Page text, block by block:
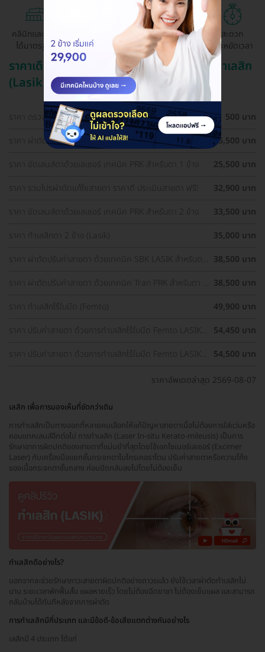
คลินิกและ รพ.
ได้มาตรฐาน
ถูกกว่าจองตรง
ด้วยตัวเอง
ผ่อนสบาย 0%
สะดวก
ประหยัดเวลา
ราคาเดือน สิงหาคม ปี 2569 (2026) สำหรับ ทำเลสิก
(Lasik)
ราคา ตรวจตาก่อนทำเลสิก (LASIK)
500 บาท
ราคา ผ่าตัดปรับค่าสายตา ด้วยเทคนิค SBK LASIK สำหรับตา
25,500 บาท
ราคา ขัดเลนส์ตาด้วยเลเซอร์ เทคนิค PRK สำหรับตา 1 ข้าง
25,500 บาท
ราคา รวมโปรผ่าตัดแก้ไขสายตา ราคาดี ประเมินสายตา ฟรี!
32,900 บาท
ราคา ขัดเลนส์ตาด้วยเลเซอร์ เทคนิค PRK สำหรับตา 2 ข้าง
33,500 บาท
ราคา ทำเลสิกตา 2 ข้าง (Lasik)
35,000 บาท
ราคา ผ่าตัดปรับค่าสายตา ด้วยเทคนิค SBK LASIK สำหรับตา
38,500 บาท
ราคา ผ่าตัดปรับค่าสายตา ด้วยเทคนิค Tran PRK สำหรับตา 2
38,500 บาท
ราคา ทำเลสิกไร้ใบมีด (Femto)
49,900 บาท
ราคา ปรับค่าสายตา ด้วยการทำเลสิกไร้ใบมีด Femto LASIK 2
54,450 บาท
ราคา ปรับค่าสายตา ด้วยการทำเลสิกไร้ใบมีด Femto LASIK 2
54,500 บาท
ราคาอัพเดตล่าสุด 2569-08-07
เลสิก เพื่อการมองเห็นที่ชัดกว่าเดิม
การทำเลสิกเป็นทางออกที่หลายคนเลือกให้แก้ปัญหาสายตาเมื่อไม่ต้องการใส่แว่นหรือ
คอนแทคเลนส์อีกต่อไป การทำเลสิก (Laser In-situ Kerato-mileusis) เป็นการ
รักษาอาการผิดปกติของสายตาที่แม่นยำที่สุดโดยใช้เอกไซเมอร์เลเซอร์ (Excimer
Laser) กับเครื่องมือแยกชั้นกระจกตาไมโครเคอราโตม ปรับค่าสายตาหรือความโค้ง
ของเนื้อกระจกตาชั้นกลาง ก่อนปิดกลับลงไปโดยไม่ต้องเย็บ
ทำเลสิกดีอย่างไร?
นอกจากจะช่วยรักษาภาวะสายตาผิดปกติอย่างถาวรแล้ว ยังใช้เวลาผ่าตัดทำเลสิกไม่
นาน ระยะเวลาพักฟื้นสั้น แผลหายเร็ว โดยไม่ต้องฉีดยาชา ไม่ต้องเย็บแผล และสามารถ
กลับบ้านได้ทันทีหลังจากการผ่าตัด
การทำเลสิกมีกี่ประเภท และมีข้อดี-ข้อเสียแตกต่างกันอย่างไร
เลสิกมี 4 ประเภท ได้แก่